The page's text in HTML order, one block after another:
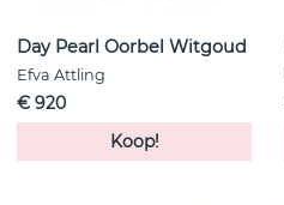
Day Pearl Oorbel Witgoud
Efva Attling
€ 920
Koop!